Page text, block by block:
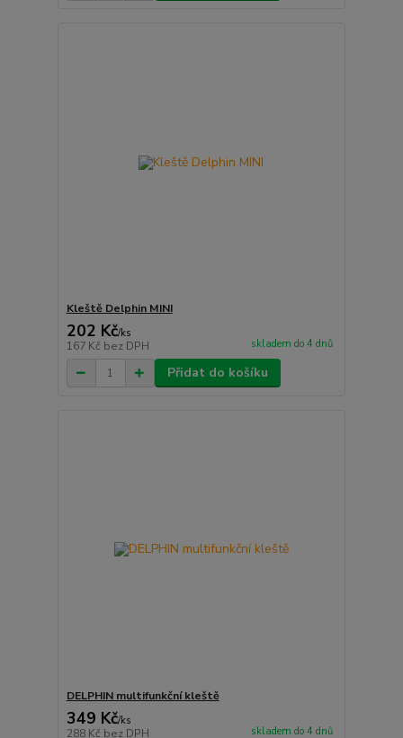
Kleště Delphin MINI
202 Kč/ks
167 Kč bez DPH skladem do 4 dnů
Přidat do košíku
DELPHIN multifunkční kleště
349 Kč/ks
288 Kč bez DPH skladem do 4 dnů